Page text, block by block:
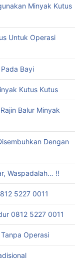
Minyak Kutus
Untuk Operasi
Bayi
Kutus Kutus
Balur Minyak
Dengan
Waspadalah… !!
5227 0011
0812 5227 0011
Operasi